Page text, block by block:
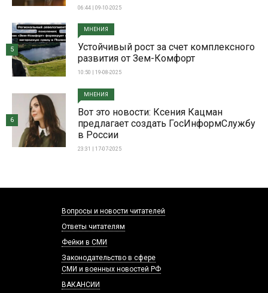
06:44 | 09-10-2025
МНЕНИЯ
Устойчивый рост за счет комплексного
развития от Зем-Комфорт
10:50 | 19-08-2025
5
МНЕНИЯ
Вот это новости: Ксения Кацман
предлагает создать ГосИнформСлужбу
в России
23:31 | 17-07-2025
6
Вопросы и новости читателей
Ответы читателям
Фейки в СМИ
Законодательство в сфере
СМИ и военных новостей РФ
ВАКАНСИИ